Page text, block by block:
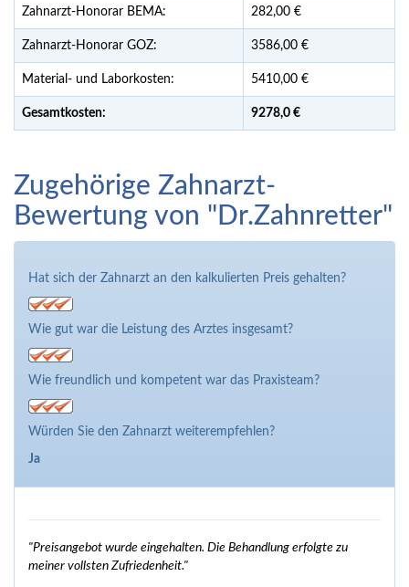
Zahnarzt-Honorar BEMA: 282,00 €
Zahnarzt-Honorar GOZ: 3586,00 €
Material- und Laborkosten: 5410,00 €
Gesamtkosten: 9278,0 €
Zugehörige Zahnarzt-
Bewertung von "Dr.Zahnretter"
Hat sich der Zahnarzt an den kalkulierten Preis gehalten?
Wie gut war die Leistung des Arztes insgesamt?
Wie freundlich und kompetent war das Praxisteam?
Würden Sie den Zahnarzt weiterempfehlen?
Ja
"Preisangebot wurde eingehalten. Die Behandlung erfolgte zu
meiner vollsten Zufriedenheit."